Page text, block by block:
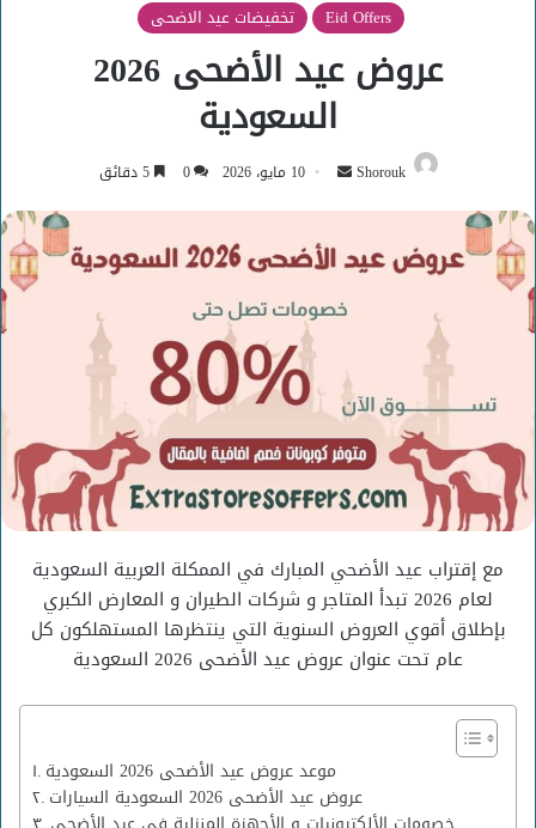
Eid Offers
تخفيضات عيد الاضحى
عروض عيد الأضحى 2026
السعودية
Shorouk
أرسل 10 مايو، 2026 0 5 دقائق
مع إقتراب عيد الأضحي المبارك في الممكلة العربية السعودية
لعام 2026 تبدأ المتاجر و شركات الطيران و المعارض الكبري
بإطلاق أقوي العروض السنوية التي ينتظرها المستهلكون كل
عام تحت عنوان عروض عيد الأضحى 2026 السعودية
موعد عروض عيد الأضحى 2026 السعودية
عروض عيد الأضحى 2026 السعودية السيارات